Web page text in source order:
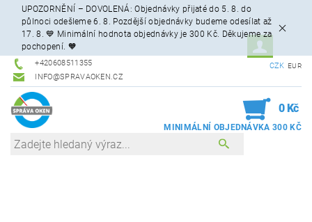
UPOZORNĚNÍ – DOVOLENÁ: Objednávky přijaté do 5. 8. do
půlnoci odešleme 6. 8. Pozdější objednávky budeme odesílat až
17. 8. 💙 Minimální hodnota objednávky je 300 Kč. Děkujeme za
pochopení. 🧡
+420608511355
INFO@SPRAVAOKEN.CZ
CZK EUR
0 Kč